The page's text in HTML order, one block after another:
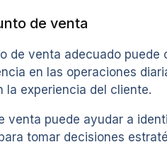
de venta
de venta adecuado
en las operaciones
la experiencia del cliente.
venta puede ayudar a
tomar decisiones